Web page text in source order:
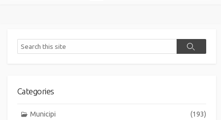
entrades
Search
Search
Categories
Municipi (193)